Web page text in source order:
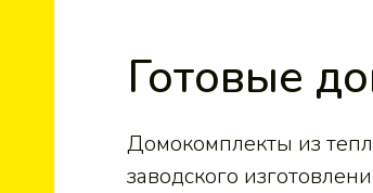
Готовые
Домокомплекты из
заводского